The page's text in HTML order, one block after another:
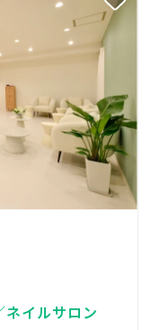
イルサロン